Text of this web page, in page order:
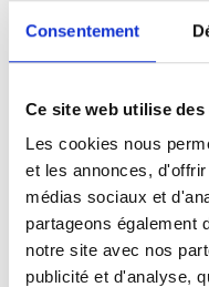
Consentement
Ce site web utilise des
Les cookies nous
et les annonces,
médias sociaux et
partageons également
notre site avec nos
publicité et d'analyse,
rapport à
figurait quant à elle
-12,1% en 2026
5.791 véhicules
immatriculés en
représente un recul
6.615 véhicules